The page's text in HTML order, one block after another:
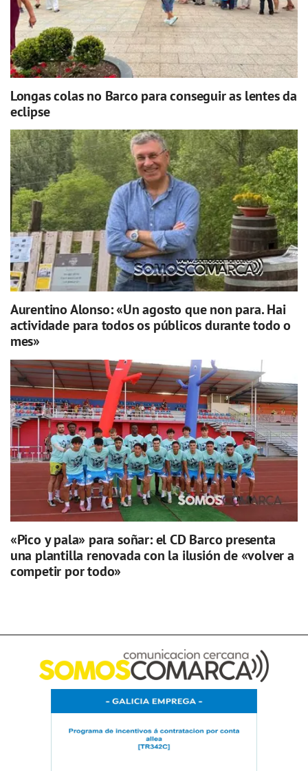
Longas colas no Barco para conseguir as lentes da
eclipse
Aurentino Alonso: «Un agosto que non para. Hai
actividade para todos os públicos durante todo o
mes»
«Pico y pala» para soñar: el CD Barco presenta
una plantilla renovada con la ilusión de «volver a
competir por todo»